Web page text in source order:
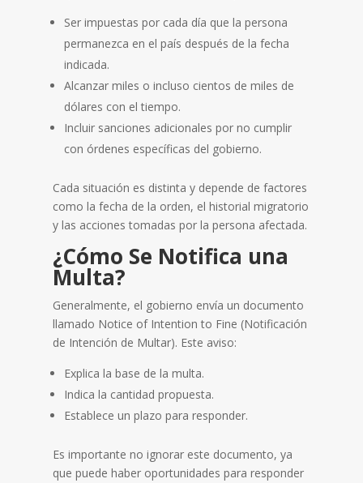
Ser impuestas por cada día que la persona
permanezca en el país después de la fecha
indicada.
Alcanzar miles o incluso cientos de miles de
dólares con el tiempo.
Incluir sanciones adicionales por no cumplir
con órdenes específicas del gobierno.
Cada situación es distinta y depende de factores
como la fecha de la orden, el historial migratorio
y las acciones tomadas por la persona afectada.
¿Cómo Se Notifica una
Multa?
Generalmente, el gobierno envía un documento
llamado Notice of Intention to Fine (Notificación
de Intención de Multar). Este aviso:
Explica la base de la multa.
Indica la cantidad propuesta.
Establece un plazo para responder.
Es importante no ignorar este documento, ya
que puede haber oportunidades para responder